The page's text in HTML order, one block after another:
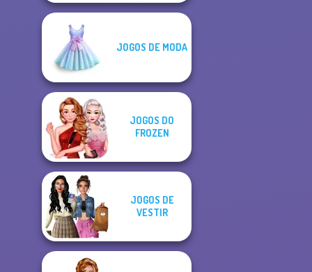
JOGOS DE MODA
JOGOS DO
FROZEN
JOGOS DE
VESTIR